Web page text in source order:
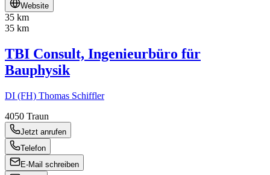
Website
35 km
35 km
TBI Consult, Ingenieurbüro für
Bauphysik
DI (FH) Thomas Schiffler
4050 Traun
Jetzt anrufen
Telefon
E-Mail schreiben